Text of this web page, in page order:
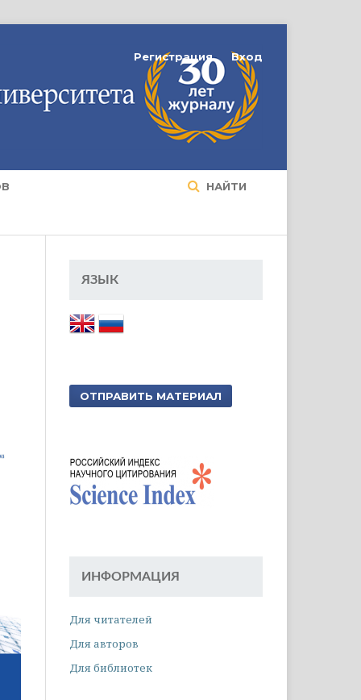
НАЙТИ
Регистрация Вход
ЯЗЫК
ОТПРАВИТЬ МАТЕРИАЛ
ИНФОРМАЦИЯ
Для читателей
Для авторов
Для библиотек